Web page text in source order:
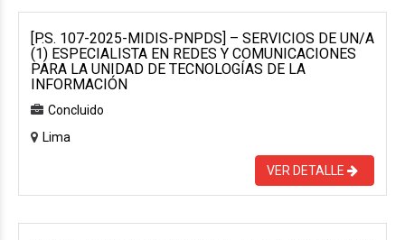
[P.S. 107-2025-MIDIS-PNPDS] – SERVICIOS DE UN/A
(1) ESPECIALISTA EN REDES Y COMUNICACIONES
PARA LA UNIDAD DE TECNOLOGÍAS DE LA
INFORMACIÓN
Concluido
Lima
VER DETALLE